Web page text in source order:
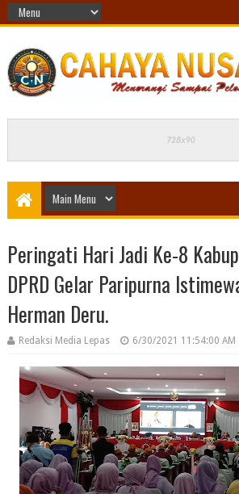
Peringati Hari Jadi Ke-8
DPRD Gelar Paripurna
Herman Deru.
Redaksi Media Lepas 6/30/2021 11:54:00 AM